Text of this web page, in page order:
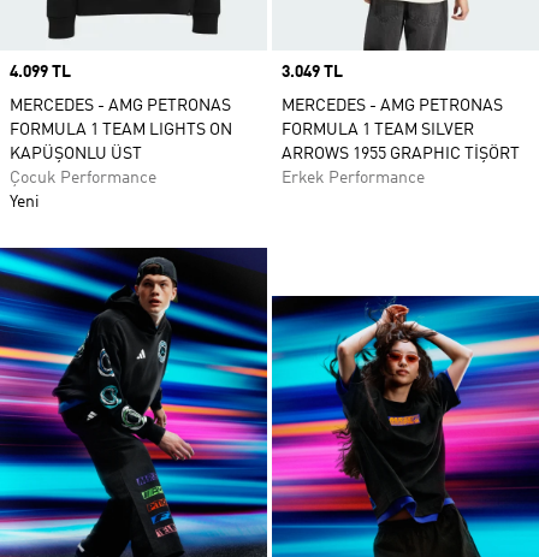
Price
4.099 TL
MERCEDES - AMG PETRONAS
FORMULA 1 TEAM LIGHTS ON
KAPÜŞONLU ÜST
Çocuk Performance
Yeni
Price
3.049 TL
MERCEDES - AMG PETRONAS
FORMULA 1 TEAM SILVER
ARROWS 1955 GRAPHIC TİŞÖRT
Erkek Performance